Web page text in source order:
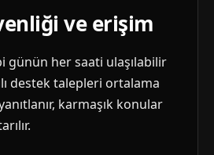
ve erişim
günün her saati ulaşılabilir
destek talepleri ortalama
karmaşık konular